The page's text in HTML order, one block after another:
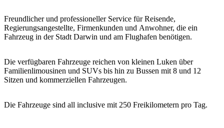
up
Freundlicher und professioneller Service für Reisende,
Regierungsangestellte, Firmenkunden und Anwohner, die ein
Fahrzeug in der Stadt Darwin und am Flughafen benötigen.
Die verfügbaren Fahrzeuge reichen von kleinen Luken über
Familienlimousinen und SUVs bis hin zu Bussen mit 8 und 12
Sitzen und kommerziellen Fahrzeugen.
Die Fahrzeuge sind all inclusive mit 250 Freikilometern pro Tag.